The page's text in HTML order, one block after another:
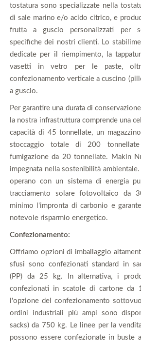
tostatura sono specializzate nella
di sale marino e/o acido citrico, e
frutta a guscio personalizzati per
specifiche dei nostri clienti. Lo
dedicate per il riempimento, la
vasetti in vetro per le paste,
confezionamento verticale a cuscino
a guscio.
Per garantire una durata di
la nostra infrastruttura comprende una
capacità di 45 tonnellate, un
stoccaggio totale di 200
fumigazione da 20 tonnellate. Makin
impegnata nella sostenibilità
operano con un sistema di energia
tracciamento solare fotovoltaico da
minimo l'impronta di carbonio e
notevole risparmio energetico.
Confezionamento:
Offriamo opzioni di imballaggio
sfusi sono confezionati standard in
(PP) da 25 kg. In alternativa, i
confezionati in scatole di cartone
l'opzione del confezionamento
ordini industriali più ampi sono
sacks) da 750 kg. Le linee per la
possono essere confezionate in buste